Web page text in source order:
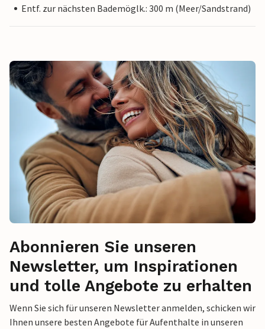
Entf. zur nächsten Bademöglk.: 300 m (Meer/Sandstrand)
Abonnieren Sie unseren
Newsletter, um Inspirationen
und tolle Angebote zu erhalten
Wenn Sie sich für unseren Newsletter anmelden, schicken wir
Ihnen unsere besten Angebote für Aufenthalte in unseren